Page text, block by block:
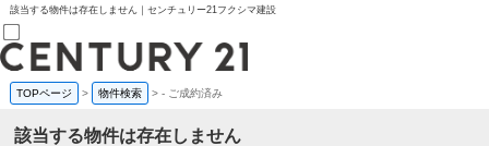
該当する物件は存在しません｜センチュリー21フクシマ建設
売買部
0120-800-844
TOPページ > 物件検索 >- ご成約済み
該当する物件は存在しません